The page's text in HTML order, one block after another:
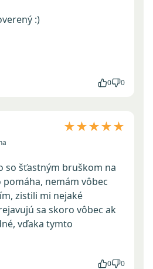
:)
0 0
★★★★★
so šťastným bruškom na
nemám vôbec
zistili mi nejaké
sa skoro vôbec ak
vďaka tymto
0 0